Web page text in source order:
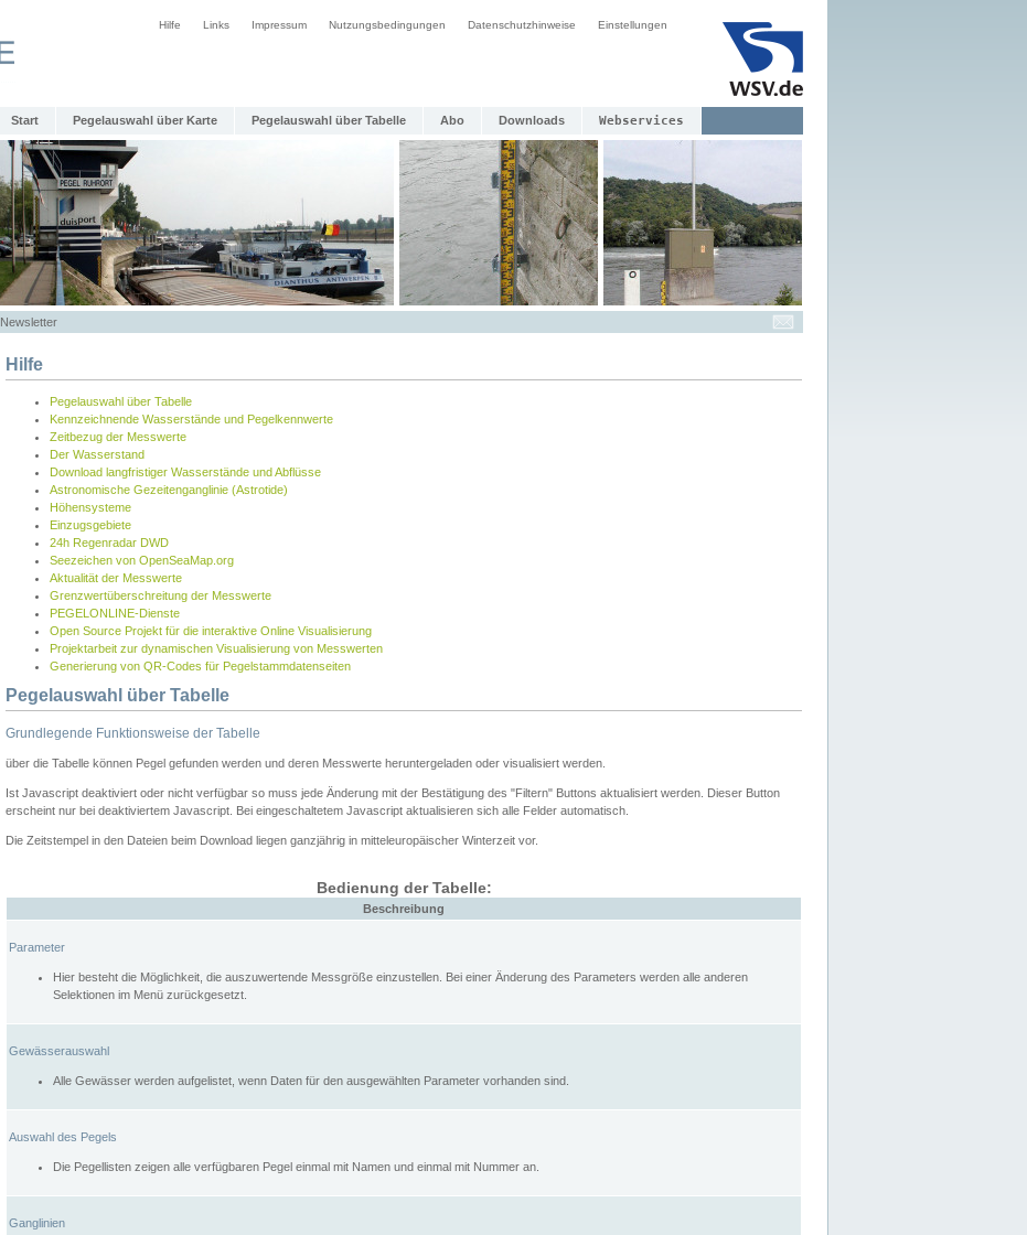
Hilfe Links Impressum Nutzungsbedingungen Datenschutzhinweise Einstellungen
Start Pegelauswahl über Karte Pegelauswahl über Tabelle Abo Downloads Webservices
Newsletter
Hilfe
Pegelauswahl über Tabelle
Kennzeichnende Wasserstände und Pegelkennwerte
Zeitbezug der Messwerte
Der Wasserstand
Download langfristiger Wasserstände und Abflüsse
Astronomische Gezeitenganglinie (Astrotide)
Höhensysteme
Einzugsgebiete
24h Regenradar DWD
Seezeichen von OpenSeaMap.org
Aktualität der Messwerte
Grenzwertüberschreitung der Messwerte
PEGELONLINE-Dienste
Open Source Projekt für die interaktive Online Visualisierung
Projektarbeit zur dynamischen Visualisierung von Messwerten
Generierung von QR-Codes für Pegelstammdatenseiten
Pegelauswahl über Tabelle
Grundlegende Funktionsweise der Tabelle
über die Tabelle können Pegel gefunden werden und deren Messwerte heruntergeladen oder visualisiert werden.
Ist Javascript deaktiviert oder nicht verfügbar so muss jede Änderung mit der Bestätigung des "Filtern" Buttons aktualisiert werden. Dieser Button
erscheint nur bei deaktiviertem Javascript. Bei eingeschaltetem Javascript aktualisieren sich alle Felder automatisch.
Die Zeitstempel in den Dateien beim Download liegen ganzjährig in mitteleuropäischer Winterzeit vor.
Bedienung der Tabelle:
Beschreibung
Parameter
Hier besteht die Möglichkeit, die auszuwertende Messgröße einzustellen. Bei einer Änderung des Parameters werden alle anderen
Selektionen im Menü zurückgesetzt.
Gewässerauswahl
Alle Gewässer werden aufgelistet, wenn Daten für den ausgewählten Parameter vorhanden sind.
Auswahl des Pegels
Die Pegellisten zeigen alle verfügbaren Pegel einmal mit Namen und einmal mit Nummer an.
Ganglinien